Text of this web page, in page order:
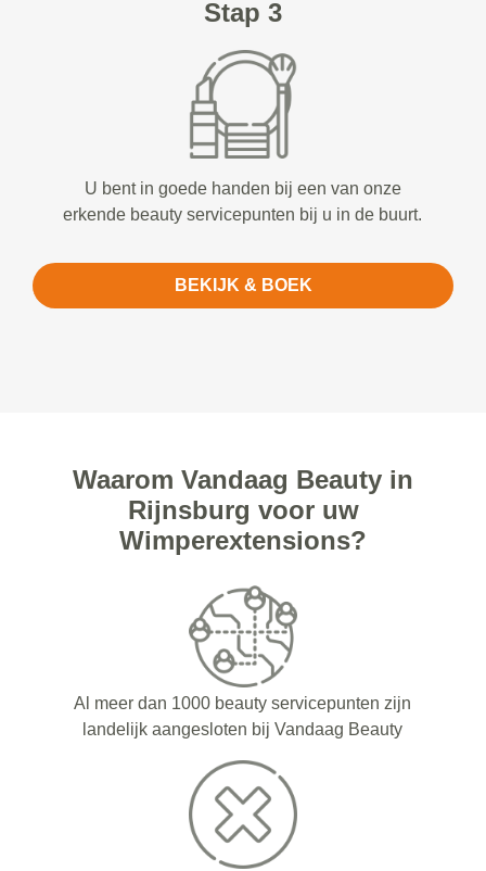
Stap 3
U bent in goede handen bij een van onze
erkende beauty servicepunten bij u in de buurt.
BEKIJK & BOEK
Waarom Vandaag Beauty in
Rijnsburg voor uw
Wimperextensions?
Al meer dan 1000 beauty servicepunten zijn
landelijk aangesloten bij Vandaag Beauty